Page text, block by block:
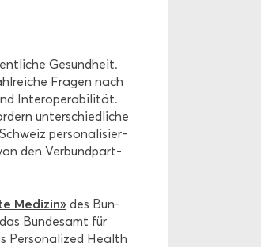
Ge­sund­heit.
Fra­gen nach
In­ter­ope­ra­bi­li­tät.
un­ter­schied­li­che
per­so­na­li­sier­
den Ver­bund­part­
Me­di­zin» des Bun­
Bun­des­amt für
Per­so­na­li­zed Health